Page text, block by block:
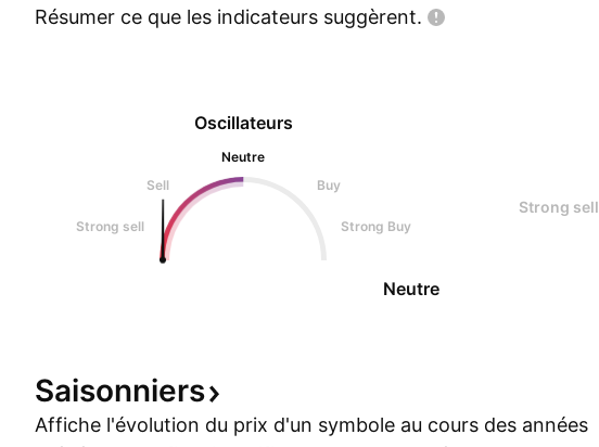
Résumer ce que les indicateurs suggèrent.
Oscillateurs
Neutre
Sell
Buy
Strong sell Strong Buy
Neutre
Strong sell
Saisonniers
Affiche l'évolution du prix d'un symbole au cours des années